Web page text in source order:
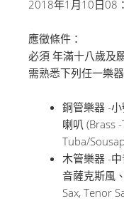
2018年1月10日08
應徵條件：
必須 年滿十八歲及
需熟悉下列任一樂器
銅管樂器 -
喇叭 (Brass
Tuba/
木管樂器 -
音薩克斯風
Sax, Tenor